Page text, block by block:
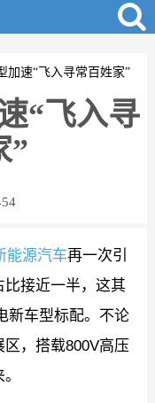
加速“飞入寻常百姓家”
“飞入寻
”
能源汽车再一次引
接近一半，这其
新车型标配。不论
，搭载800V高压